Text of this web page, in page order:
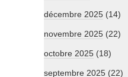
décembre 2025 (14)
novembre 2025 (22)
octobre 2025 (18)
septembre 2025 (22)